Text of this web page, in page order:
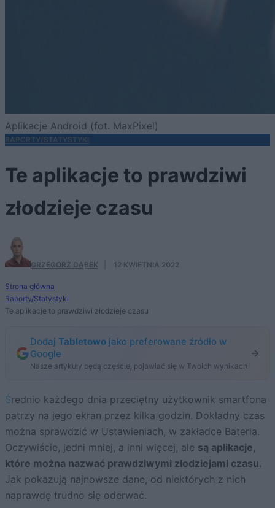
Aplikacje Android (fot. MaxPixel)
RAPORTY/STATYSTYKI
Te aplikacje to prawdziwi
złodzieje czasu
GRZEGORZ DĄBEK 12 KWIETNIA 2022
Strona główna
Raporty/Statystyki
Te aplikacje to prawdziwi złodzieje czasu
Dodaj Tabletowo jako preferowane źródło w
Google
Nasze artykuły będą częściej pojawiać się w Twoich wynikach
Średnio każdego dnia przeciętny użytkownik smartfona
patrzy na jego ekran przez kilka godzin. Dokładny czas
można sprawdzić w Ustawieniach, w zakładce Bateria.
Oczywiście, jedni mniej, a inni więcej, ale są aplikacje,
które można nazwać prawdziwymi złodziejami czasu.
Jak pokazują najnowsze dane, od niektórych z nich
naprawdę trudno się oderwać.